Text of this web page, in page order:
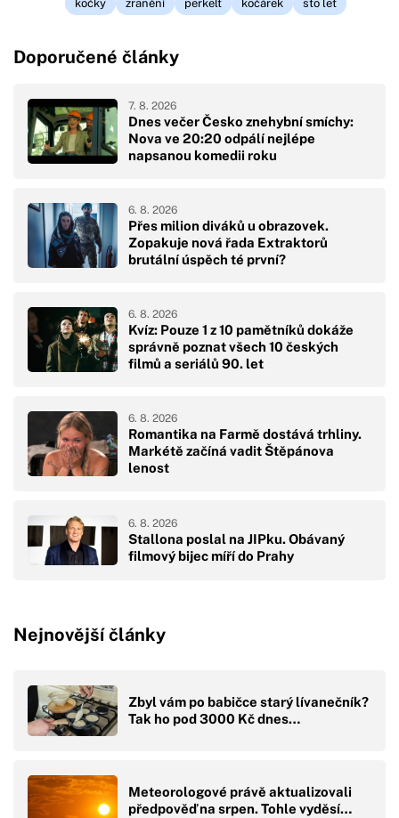
kočky zranění perkelt kočárek sto let
Doporučené články
Dnes večer Česko znehybní smíchy:
Nova ve 20:20 odpálí nejlépe
napsanou komedii roku
7. 8. 2026
Přes milion diváků u obrazovek.
Zopakuje nová řada Extraktorů
brutální úspěch té první?
6. 8. 2026
Kvíz: Pouze 1 z 10 pamětníků dokáže
správně poznat všech 10 českých
filmů a seriálů 90. let
6. 8. 2026
Romantika na Farmě dostává trhliny.
Markétě začíná vadit Štěpánova
lenost
6. 8. 2026
Stallona poslal na JIPku. Obávaný
filmový bijec míří do Prahy
6. 8. 2026
Nejnovější články
Zbyl vám po babičce starý lívanečník?
Tak ho pod 3000 Kč dnes…
Meteorologové právě aktualizovali
předpověď na srpen. Tohle vyděsí…